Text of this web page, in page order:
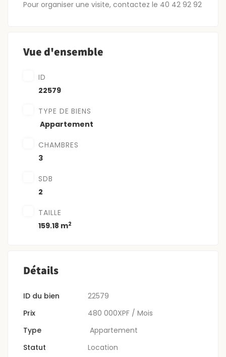
Pour organiser une visite, contactez le 40 42 92 92
Vue d'ensemble
ID
22579
TYPE DE BIENS
‎‎‎‏‏‎ Appartement
CHAMBRES
3
SDB
2
TAILLE
159.18 m2
Détails
ID du bien
22579
Prix
480 000XPF / Mois
Type
‎‎‎‏‏‎ Appartement
Statut
Location